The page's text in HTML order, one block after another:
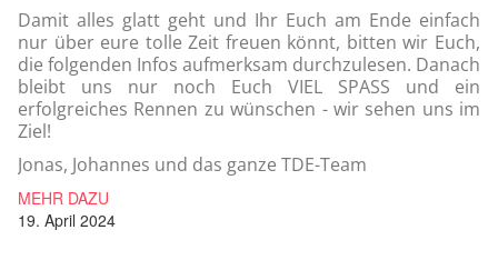
Damit alles glatt geht und Ihr Euch am Ende einfach
nur über eure tolle Zeit freuen könnt, bitten wir Euch,
die folgenden Infos aufmerksam durchzulesen. Danach
bleibt uns nur noch Euch VIEL SPASS und ein
erfolgreiches Rennen zu wünschen - wir sehen uns im
Ziel!
Jonas, Johannes und das ganze TDE-Team
MEHR DAZU
19. April 2024